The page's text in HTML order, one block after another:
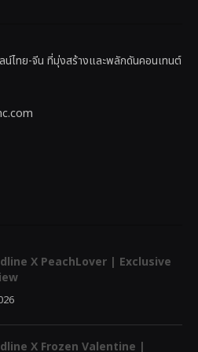
น์ไทย-จีน ที่มุ่งสร้างและพลักดันคอนเทนต์
X PeachLover | Exclusive
X Frozen Valentine |